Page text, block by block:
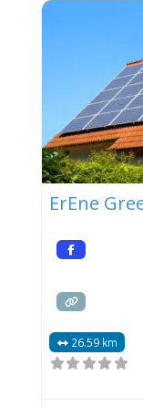
ErEne
26.59 km